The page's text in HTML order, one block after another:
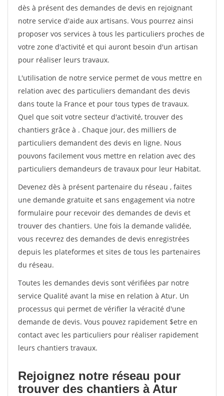
dès à présent des demandes de devis en rejoignant
notre service d'aide aux artisans. Vous pourrez ainsi
proposer vos services à tous les particuliers proches de
votre zone d'activité et qui auront besoin d'un artisan
pour réaliser leurs travaux.
L'utilisation de notre service permet de vous mettre en
relation avec des particuliers demandant des devis
dans toute la France et pour tous types de travaux.
Quel que soit votre secteur d'activité, trouver des
chantiers grâce à . Chaque jour, des milliers de
particuliers demandent des devis en ligne. Nous
pouvons facilement vous mettre en relation avec des
particuliers demandeurs de travaux pour leur Habitat.
Devenez dès à présent partenaire du réseau , faites
une demande gratuite et sans engagement via notre
formulaire pour recevoir des demandes de devis et
trouver des chantiers. Une fois la demande validée,
vous recevrez des demandes de devis enregistrées
depuis les plateformes et sites de tous les partenaires
du réseau.
Toutes les demandes devis sont vérifiées par notre
service Qualité avant la mise en relation à Atur. Un
processus qui permet de vérifier la véracité d'une
demande de devis. Vous pouvez rapidement $etre en
contact avec les particuliers pour réaliser rapidement
leurs chantiers travaux.
Rejoignez notre réseau pour
trouver des chantiers à Atur